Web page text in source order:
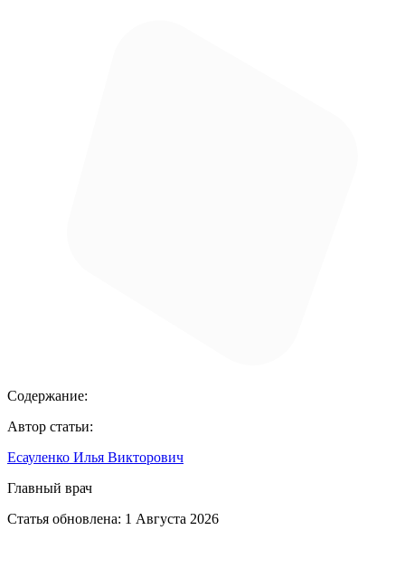
Содержание:
Автор статьи:
Есауленко Илья Викторович
Главный врач
Статья обновлена: 1 Августа 2026